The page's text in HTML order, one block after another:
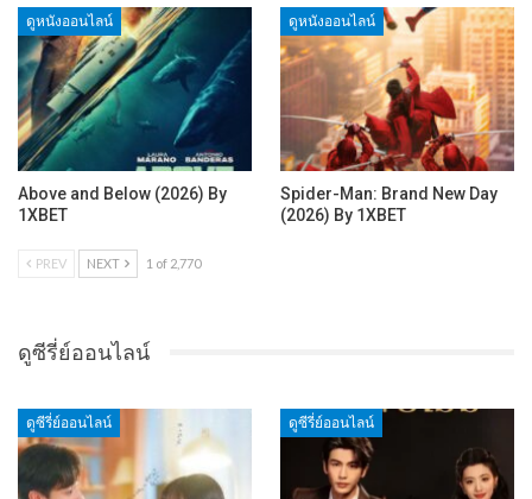
ดูหนังออนไลน์
Above and Below (2026) By
1XBET
ดูหนังออนไลน์
Spider-Man: Brand New Day
(2026) By 1XBET
PREV NEXT 1 of 2,770
ดูซีรี่ย์ออนไลน์
ดูซีรี่ย์ออนไลน์ ดูซีรี่ย์ออนไลน์